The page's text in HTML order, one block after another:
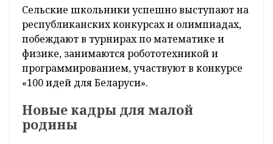
Сельские школьники успешно выступают на
республиканских конкурсах и олимпиадах,
побеждают в турнирах по математике и
физике, занимаются робототехникой и
программированием, участвуют в конкурсе
«100 идей для Беларуси».
Новые кадры для малой
родины